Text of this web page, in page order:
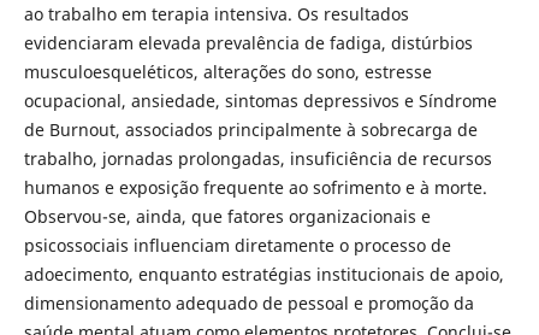
ao trabalho em terapia intensiva. Os resultados
evidenciaram elevada prevalência de fadiga, distúrbios
musculoesqueléticos, alterações do sono, estresse
ocupacional, ansiedade, sintomas depressivos e Síndrome
de Burnout, associados principalmente à sobrecarga de
trabalho, jornadas prolongadas, insuficiência de recursos
humanos e exposição frequente ao sofrimento e à morte.
Observou-se, ainda, que fatores organizacionais e
psicossociais influenciam diretamente o processo de
adoecimento, enquanto estratégias institucionais de apoio,
dimensionamento adequado de pessoal e promoção da